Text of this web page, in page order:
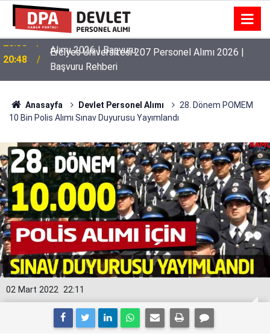
20:48
Erciyes Üniversitesi 207 Personel Alımı 2026 |
Başvuru Rehberi
Anasayfa Devlet Personel Alımı
28. Dönem POMEM
10 Bin Polis Alımı Sınav Duyurusu Yayımlandı
22:11
02 Mart 2022